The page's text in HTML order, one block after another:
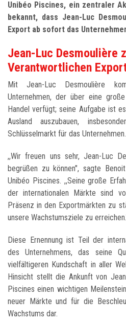
Unibéo Piscines, ein zentraler
bekannt, dass Jean-Luc
Export ab sofort das
Jean-Luc Desmoulière
Verantwortlichen
Mit Jean-Luc Desmoulière
Unternehmen, der über eine
Handel verfügt; seine Aufgabe ist
Ausland auszubauen,
Schlüsselmarkt für das Unternehmen.
,,Wir freuen uns sehr, Jean-Luc
begrüßen zu können", sagte
Unibéo Piscines. ,,Seine große
der internationalen Märkte sind
Präsenz in den Exportmärkten zu
unsere Wachstumsziele zu
Diese Ernennung ist Teil der
des Unternehmens, das seine
vielfältigeren Kundschaft in aller
Hinsicht stellt die Ankunft von
Piscines einen wichtigen
neuer Märkte und für die
Wachstums dar.